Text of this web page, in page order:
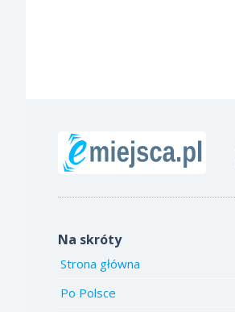
Na skróty
Strona główna
Po Polsce